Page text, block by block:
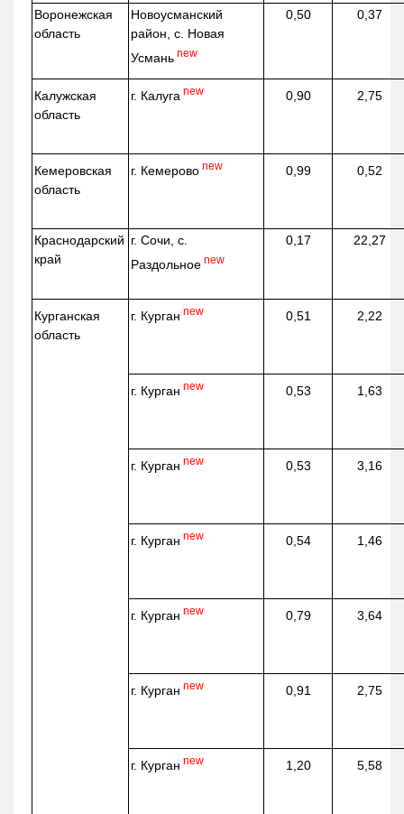
Воронежская
область
Новоусманский
район, с. Новая
Усмань new
0,50 0,37
Калужская
область
г. Калуга new 0,90 2,75
Кемеровская
область
г. Кемерово new 0,99 0,52
Краснодарский
край
г. Сочи, с.
Раздольное new
0,17 22,27
Курганская
область
г. Курган new 0,51 2,22
г. Курган new 0,53 1,63
г. Курган new 0,53 3,16
г. Курган new 0,54 1,46
г. Курган new 0,79 3,64
г. Курган new 0,91 2,75
г. Курган new 1,20 5,58